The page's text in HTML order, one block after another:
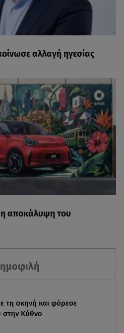
τη σκηνή και φόρεσε
στην Κύθνο
αλλαγή ηγεσίας
η αποκάλυψη του